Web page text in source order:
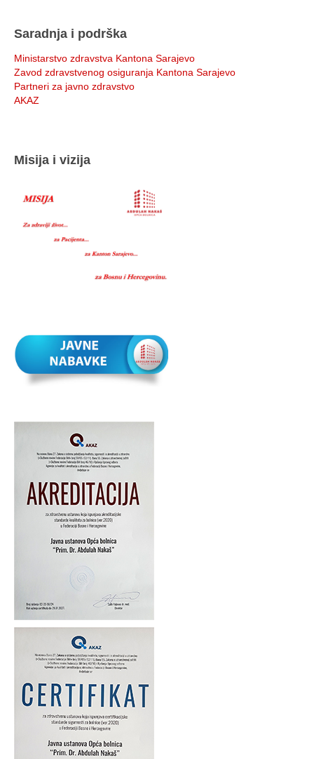
Saradnja i podrška
Ministarstvo zdravstva Kantona Sarajevo
Zavod zdravstvenog osiguranja Kantona Sarajevo
Partneri za javno zdravstvo
AKAZ
Misija i vizija